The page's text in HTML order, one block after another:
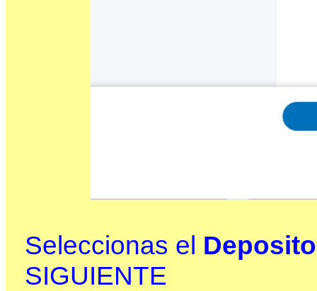
Seleccionas el
SIGUIENTE